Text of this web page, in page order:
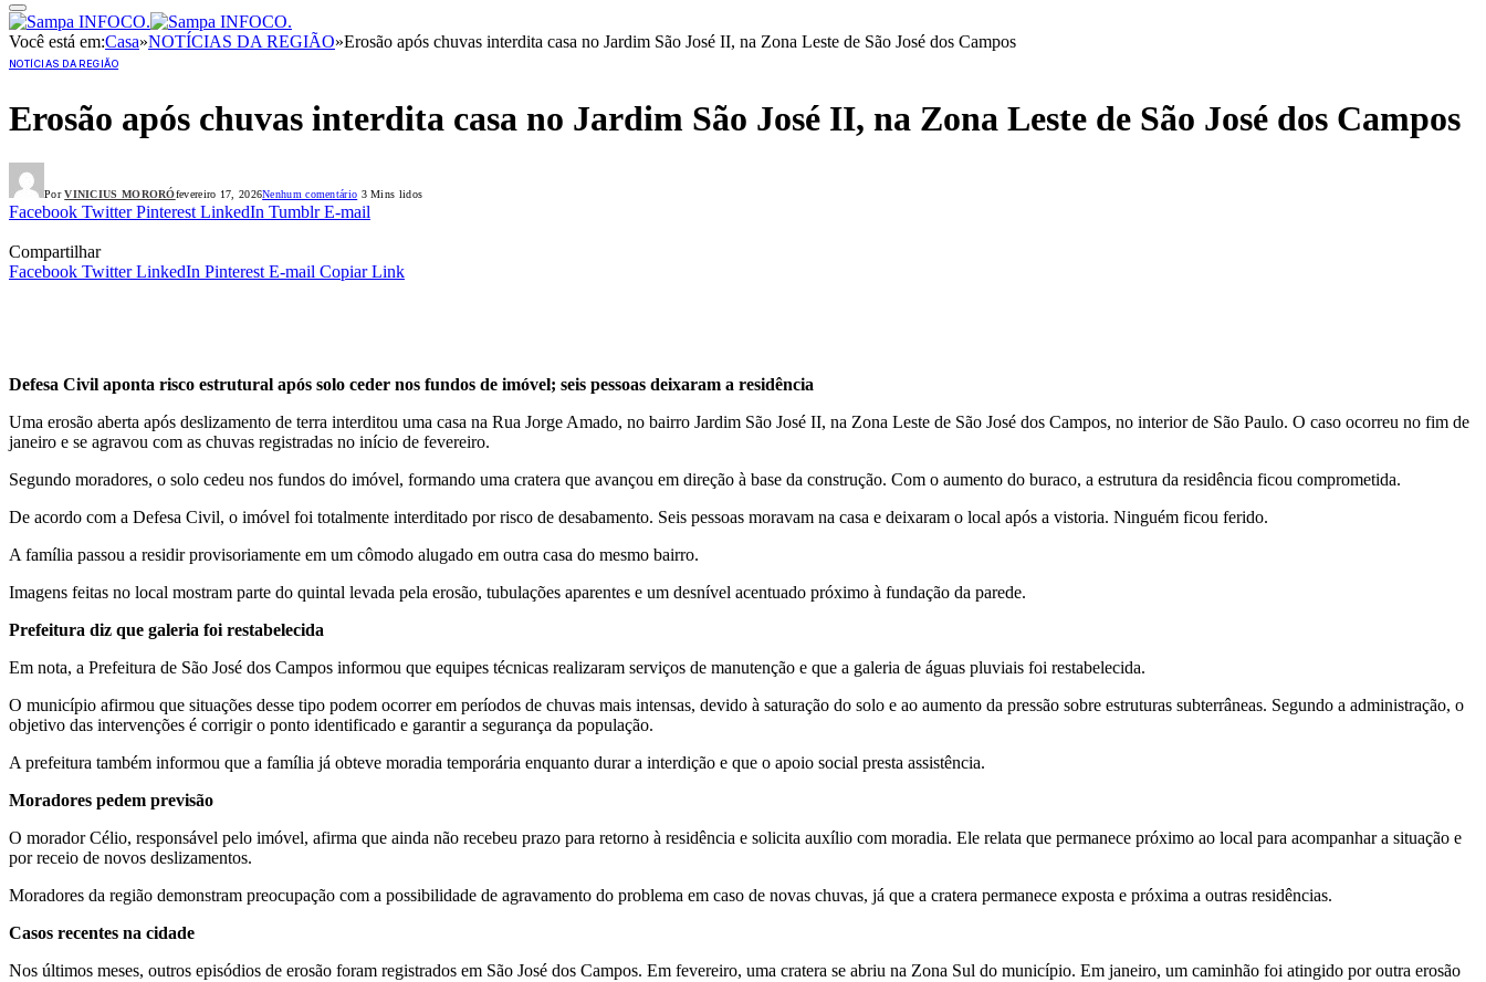
Você está em:Casa»NOTÍCIAS DA REGIÃO»Erosão após chuvas interdita casa no Jardim São José II, na Zona Leste de São José dos Campos
NOTÍCIAS DA REGIÃO
Erosão após chuvas interdita casa no Jardim São José II, na Zona Leste de São José dos Campos
Por VINICIUS MORORÓfevereiro 17, 2026Nenhum comentário 3 Mins lidos
Facebook Twitter Pinterest LinkedIn Tumblr E-mail
Compartilhar
Facebook Twitter LinkedIn Pinterest E-mail Copiar Link
Defesa Civil aponta risco estrutural após solo ceder nos fundos de imóvel; seis pessoas deixaram a residência
Uma erosão aberta após deslizamento de terra interditou uma casa na Rua Jorge Amado, no bairro Jardim São José II, na Zona Leste de São José dos Campos, no interior de São Paulo. O caso ocorreu no fim de
janeiro e se agravou com as chuvas registradas no início de fevereiro.
Segundo moradores, o solo cedeu nos fundos do imóvel, formando uma cratera que avançou em direção à base da construção. Com o aumento do buraco, a estrutura da residência ficou comprometida.
De acordo com a Defesa Civil, o imóvel foi totalmente interditado por risco de desabamento. Seis pessoas moravam na casa e deixaram o local após a vistoria. Ninguém ficou ferido.
A família passou a residir provisoriamente em um cômodo alugado em outra casa do mesmo bairro.
Imagens feitas no local mostram parte do quintal levada pela erosão, tubulações aparentes e um desnível acentuado próximo à fundação da parede.
Prefeitura diz que galeria foi restabelecida
Em nota, a Prefeitura de São José dos Campos informou que equipes técnicas realizaram serviços de manutenção e que a galeria de águas pluviais foi restabelecida.
O município afirmou que situações desse tipo podem ocorrer em períodos de chuvas mais intensas, devido à saturação do solo e ao aumento da pressão sobre estruturas subterrâneas. Segundo a administração, o
objetivo das intervenções é corrigir o ponto identificado e garantir a segurança da população.
A prefeitura também informou que a família já obteve moradia temporária enquanto durar a interdição e que o apoio social presta assistência.
Moradores pedem previsão
O morador Célio, responsável pelo imóvel, afirma que ainda não recebeu prazo para retorno à residência e solicita auxílio com moradia. Ele relata que permanece próximo ao local para acompanhar a situação e
por receio de novos deslizamentos.
Moradores da região demonstram preocupação com a possibilidade de agravamento do problema em caso de novas chuvas, já que a cratera permanece exposta e próxima a outras residências.
Casos recentes na cidade
Nos últimos meses, outros episódios de erosão foram registrados em São José dos Campos. Em fevereiro, uma cratera se abriu na Zona Sul do município. Em janeiro, um caminhão foi atingido por outra erosão